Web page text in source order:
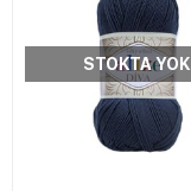
STOKTA YOK